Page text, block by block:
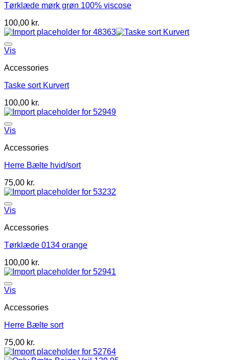
Tørklæde mørk grøn 100% viscose
100,00 kr.
Vis
Accessories
Taske sort Kurvert
100,00 kr.
Vis
Accessories
Herre Bælte hvid/sort
75,00 kr.
Vis
Accessories
Tørklæde 0134 orange
100,00 kr.
Vis
Accessories
Herre Bælte sort
75,00 kr.